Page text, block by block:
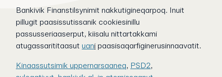
Bankivik Finanstilsynimit nakkutigineqarpoq. Inuit
pillugit paasissutissanik cookiesinillu
passusseriaaserput, kiisalu nittartakkami
atugassarititaasut uani paasisaqarfiginerusinnaavatit.
Kinaassutsimik uppernarsaaneq, PSD2,